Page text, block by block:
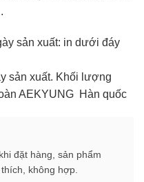
sản xuất: in dưới đáy
sản xuất. Khối lượng
AEKYUNG Hàn quốc
đặt hàng, sản phẩm
không hợp.